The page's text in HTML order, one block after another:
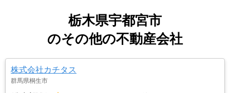
栃木県宇都宮市
のその他の不動産会社
株式会社カチタス
群馬県桐生市